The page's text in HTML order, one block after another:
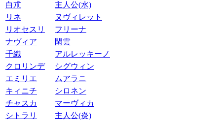
白朮
主人公(水)
リネ
ヌヴィレット
リオセスリ
フリーナ
ナヴィア
閑雲
千織
アルレッキーノ
クロリンデ
シグウィン
エミリエ
ムアラニ
キィニチ
シロネン
チャスカ
マーヴィカ
シトラリ
主人公(炎)